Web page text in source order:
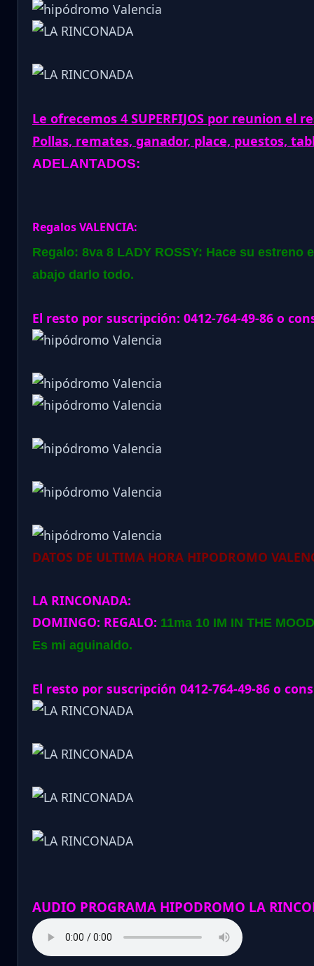
Le ofrecemos 4 SUPERFIJOS por reunion el
Pollas, remates, ganador, place, puestos,
ADELANTADOS:
Regalos VALENCIA:
Regalo: 8va 8 LADY ROSSY: Hace su
abajo darlo todo.
El resto por suscripción: 0412-764-49-86 o
DATOS DE ULTIMA HORA HIPODROMO
LA RINCONADA:
DOMINGO: REGALO: 11ma 10 IM IN THE
Es mi aguinaldo.
El resto por suscripción 0412-764-49-86 o
AUDIO PROGRAMA HIPODROMO LA